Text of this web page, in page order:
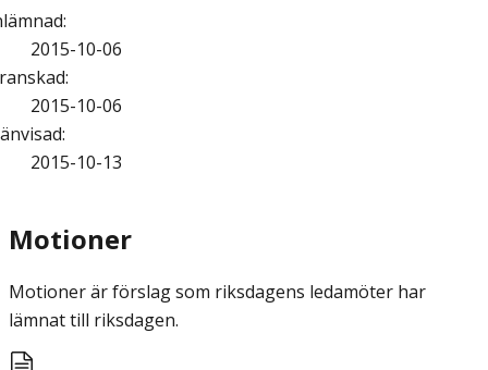
:
2015-10-06
:
2015-10-06
:
2015-10-13
Motioner
Motioner är förslag som riksdagens ledamöter har
lämnat till riksdagen.